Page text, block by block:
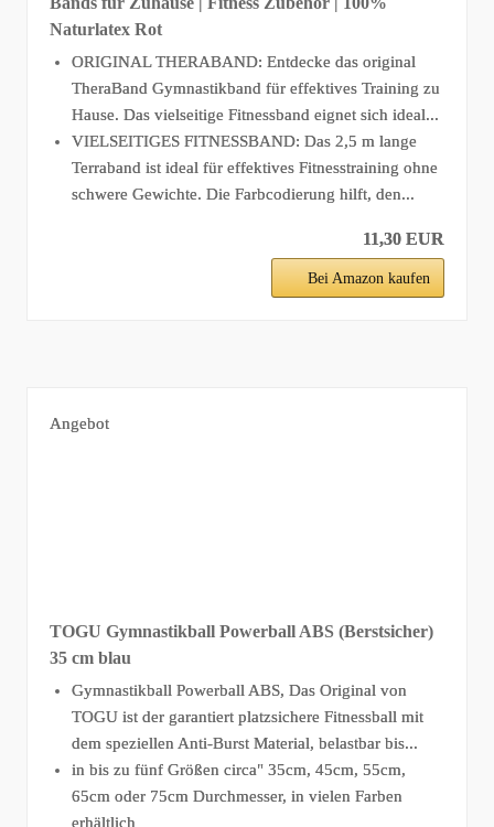
Naturlatex Rot
ORIGINAL THERABAND: Entdecke das original
TheraBand Gymnastikband für effektives Training zu
Hause. Das vielseitige Fitnessband eignet sich ideal...
VIELSEITIGES FITNESSBAND: Das 2,5 m lange
Terraband ist ideal für effektives Fitnesstraining ohne
schwere Gewichte. Die Farbcodierung hilft, den...
11,30 EUR
Bei Amazon kaufen
Angebot
TOGU Gymnastikball Powerball ABS (Berstsicher)
35 cm blau
Gymnastikball Powerball ABS, Das Original von
TOGU ist der garantiert platzsichere Fitnessball mit
dem speziellen Anti-Burst Material, belastbar bis...
in bis zu fünf Größen circa" 35cm, 45cm, 55cm,
65cm oder 75cm Durchmesser, in vielen Farben
erhältlich